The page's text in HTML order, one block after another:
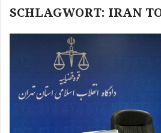
SCHLAGWORT: IRAN